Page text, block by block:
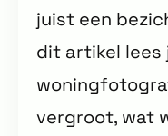
juist een
dit artikel lees
vergroot, wat